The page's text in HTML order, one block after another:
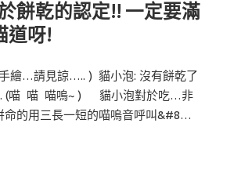
餅乾的認定!! 一定要滿
道呀!
繪…請見諒….. ) 貓小泡: 沒有餅乾了
(喵 喵 喵嗚~ ) 貓小泡對於吃…非
命的用三長一短的喵嗚音呼叫&#8…